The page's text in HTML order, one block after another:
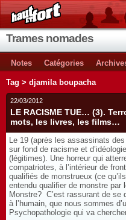
Trames nomades
Notes Catégories
Tag > djamila boupacha
22/03/2012
LE RACISME TUE… (3).
mots, les livres, les films…
Le 19 (après les assassinats
sur fond de racisme et
(légitimes). Une horreur qui
compatriotes, à l’intérieur de
qualifiés de monstrueux (ce
entendu qualifier de monstre par
Monstre? C’est rassurant de se
à l’humain, que nous sommes
Psychopathologie qui va